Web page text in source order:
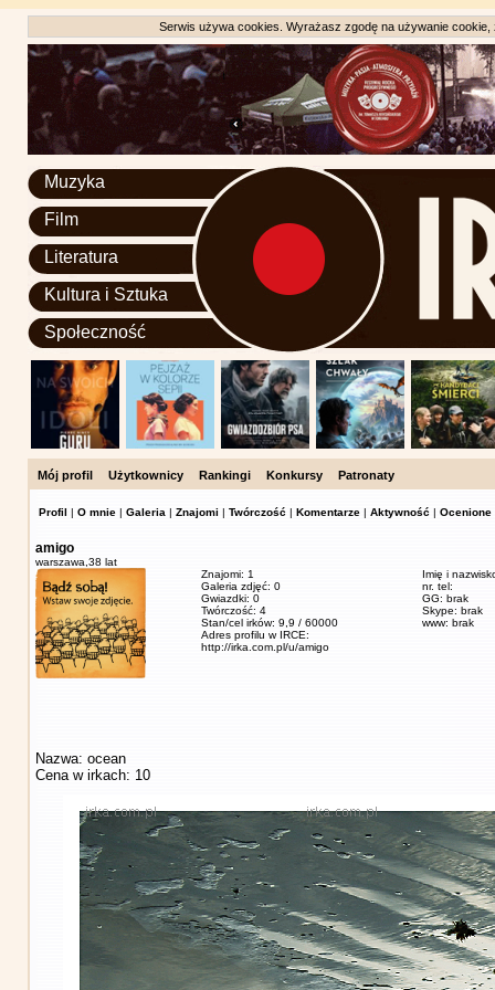
Serwis używa cookies. Wyrażasz zgodę na używanie
Muzyka
Film
Literatura
Kultura i Sztuka
Społeczność
Mój profil Użytkownicy Rankingi Konkursy Patronaty
Profil | O mnie | Galeria | Znajomi | Twórczość | Komentarze | Aktywność | Ocenione
amigo
warszawa, 38 lat
Znajomi: 1
Galeria zdjęć: 0
Gwiazdki: 0
Twórczość: 4
Stan/cel irków: 9,9 / 60000
Adres profilu w IRCE:
http://irka.com.pl/u/amigo
Imię i
nr. tel:
GG: brak
Skype: brak
www: brak
Nazwa: ocean
Cena w irkach: 10